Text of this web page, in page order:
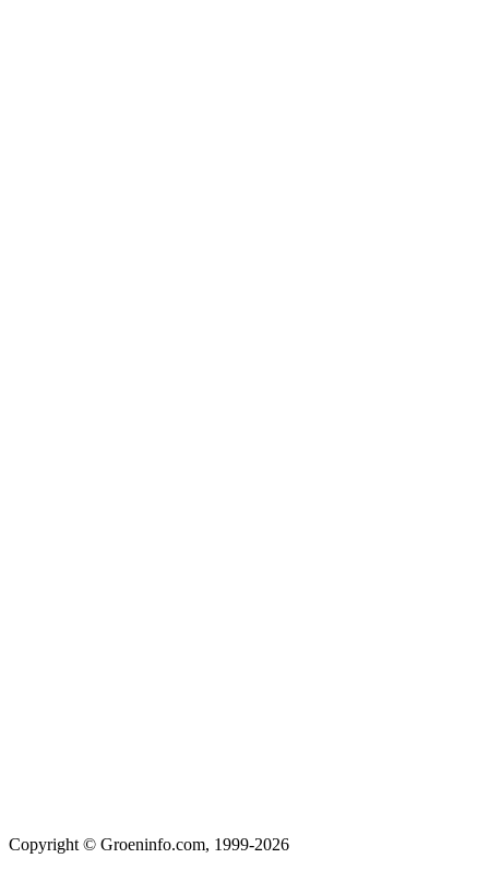
Copyright © Groeninfo.com, 1999-2026